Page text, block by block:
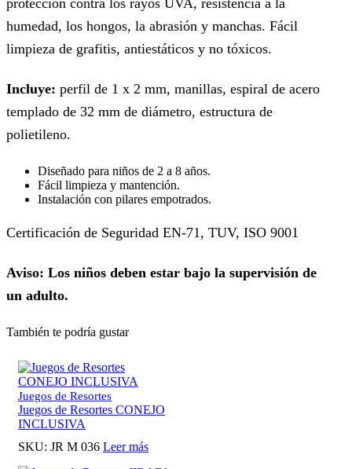
humedad, los hongos, la abrasión y manchas. Fácil
limpieza de grafitis, antiestáticos y no tóxicos.
Incluye: perfil de 1 x 2 mm, manillas, espiral de acero
templado de 32 mm de diámetro, estructura de
polietileno.
Diseñado para niños de 2 a 8 años.
Fácil limpieza y mantención.
Instalación con pilares empotrados.
Certificación de Seguridad EN-71, TUV, ISO 9001
Aviso: Los niños deben estar bajo la supervisión de
un adulto.
También te podría gustar
Juegos de Resortes
Juegos de Resortes CONEJO
INCLUSIVA
SKU: JR M 036 Leer más